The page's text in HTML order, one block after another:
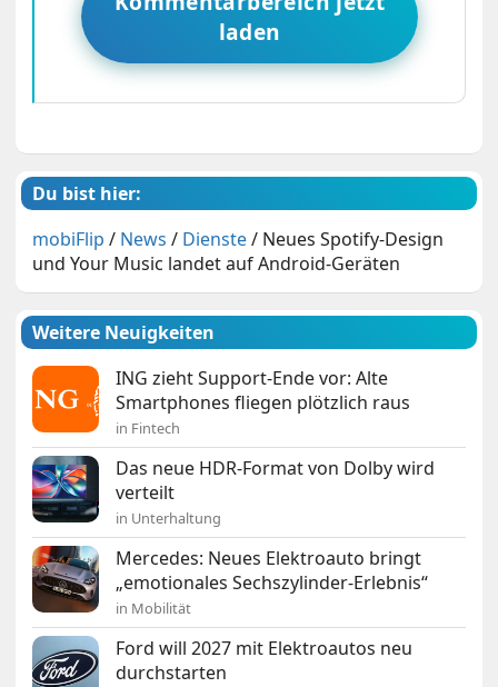
laden
Du bist hier:
mobiFlip / News / Dienste/ Neues Spotify-Design
und Your Music landet auf Android-Geräten
Weitere Neuigkeiten
ING zieht Support-Ende vor: Alte
Smartphones fliegen plötzlich raus
in Fintech
Das neue HDR-Format von Dolby wird
verteilt
in Unterhaltung
Mercedes: Neues Elektroauto bringt
„emotionales Sechszylinder-Erlebnis“
in Mobilität
Ford will 2027 mit Elektroautos neu
durchstarten